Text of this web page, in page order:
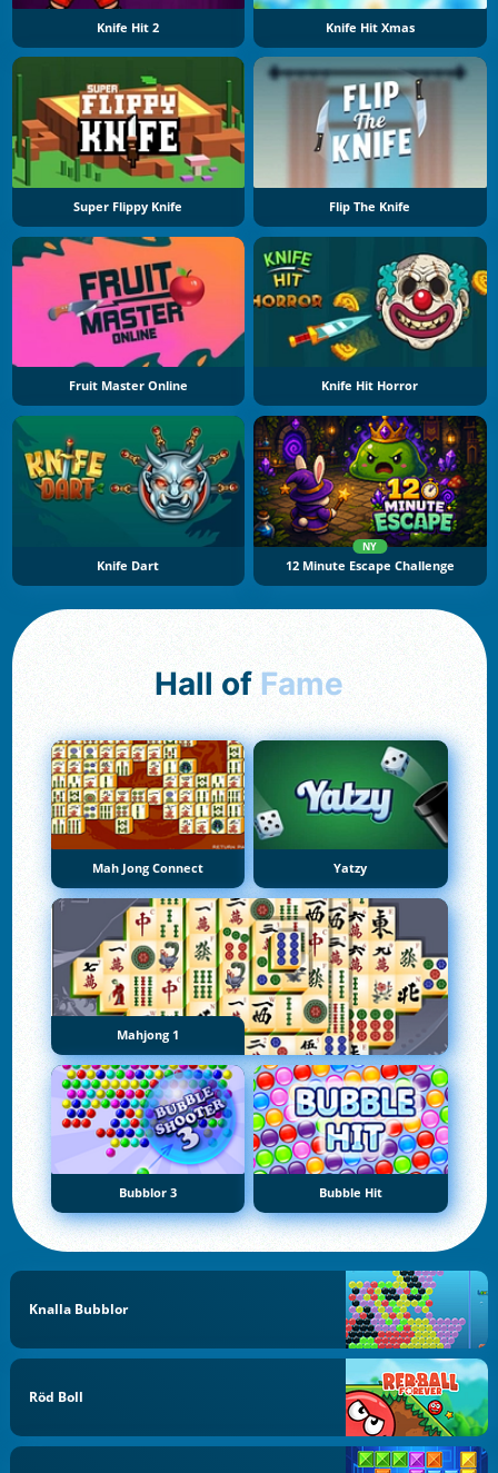
Knife Hit 2 Knife Hit Xmas
Super Flippy Knife Flip The Knife
Fruit Master Online Knife Hit Horror
Knife Dart
NY
12 Minute Escape Challenge
Hall of Fame
Mah Jong Connect Yatzy
Mahjong 1
Bubblor 3 Bubble Hit
Knalla Bubblor
Röd Boll